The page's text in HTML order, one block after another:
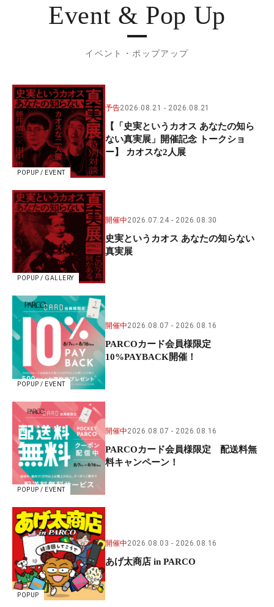
Event & Pop Up
イベント・ポップアップ
POPUP / EVENT
予告2026.08.21 2026.08.21
【「史実というカオス あなたの知ら
ない真実展」開催記念 トークショ
ー】 カオスな2人展
POPUP / GALLERY
開催中2026.07.24 2026.08.30
史実というカオス あなたの知らない
真実展
POPUP / EVENT
開催中2026.08.07 2026.08.16
PARCOカード会員様限定
10%PAYBACK開催！
POPUP / EVENT
開催中2026.08.07 2026.08.16
PARCOカード会員様限定 配送料無
料キャンペーン！
POPUP
開催中2026.08.03 2026.08.16
あげ太商店 in PARCO